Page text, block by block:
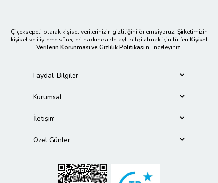
Çiçeksepeti olarak kişisel verilerinizin gizliliğini önemsiyoruz. Şirketimizin
kişisel veri işleme süreçleri hakkında detaylı bilgi almak için lütfen Kişisel
Verilerin Korunması ve Gizlilik Politikası’nı inceleyiniz.
Faydalı Bilgiler
Kurumsal
İletişim
Özel Günler